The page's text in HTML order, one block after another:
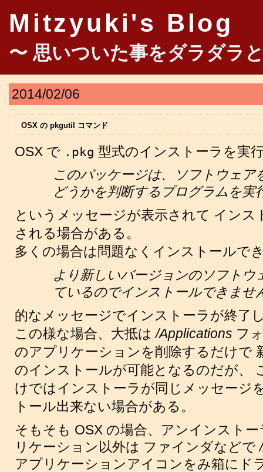
Mitzyuki's Blog
〜 思いついた事をダラダラ
2014/02/06
OSX の pkgutil コマンド
OSX で .pkg 型式のインストーラを実
このパッケージは、ソフトウェア
どうかを判断するプログラムを実
というメッセージが表示されて インス
される場合がある。
多くの場合は問題なくインストールで
より新しいバージョンのソフトウ
ているのでインストールできませ
的なメッセージでインストーラが終了
この様な場合、大抵は/Applications フ
のアプリケーションを削除するだけで
のインストールが可能となるのだが、
けではインストーラが同じメッセージ
トール出来ない場合がある。
そもそも OSX の場合、アンインスト
リケーション以外は ファインダなどで
アプリケーションアイコンをみ箱にド